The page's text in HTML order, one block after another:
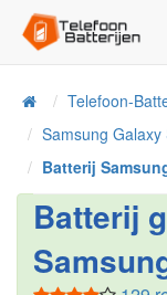
HomeTelefoon-
Samsung Galaxy
Batterij
Batterij